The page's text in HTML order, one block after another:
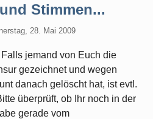
Stimmen...
28. Mai 2009
jemand von Euch die
gezeichnet und wegen
danach gelöscht hat, ist evtl.
überprüft, ob Ihr noch in der
gerade vom